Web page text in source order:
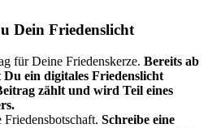
Dein Friedenslicht
für Deine Friedenskerze. Bereits ab
ein digitales Friedenslicht
zählt und wird Teil eines
Schreibe eine